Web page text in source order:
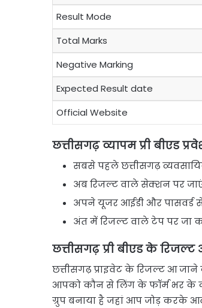
Result Mode
Total Marks
Negative Marking
Expected Result date
Official Website
छत्तीसगढ़ व्यापम प्री बीएड
सबसे पहले छत्तीसगढ़
अब रिजल्ट वाले सेक्शन पर
अपने यूजर आईडी और पासवर्ड
अंत में रिजल्ट वाले टेप पर जा
छत्तीसगढ़ प्री बीएड के
छत्तीसगढ़ प्राइवेट के रिजल्ट आ
आपको कौन से लिंग के फॉर्म भर के
ग्रुप बनाया है जहां आप जोड़ करके